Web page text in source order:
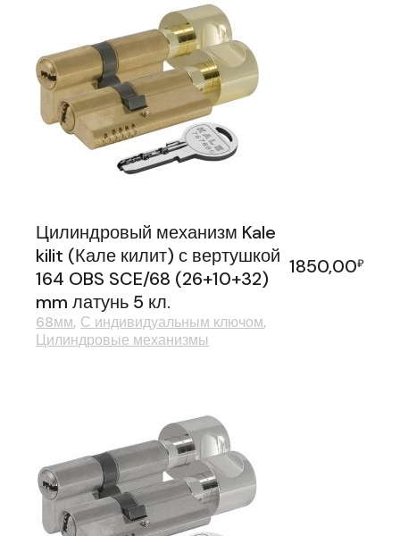
Цилиндровый механизм Kale
kilit (Кале килит) с вертушкой
164 OBS SCE/68 (26+10+32)
mm латунь 5 кл.
1850,00₽
68мм С индивидуальным ключом
Цилиндровые механизмы